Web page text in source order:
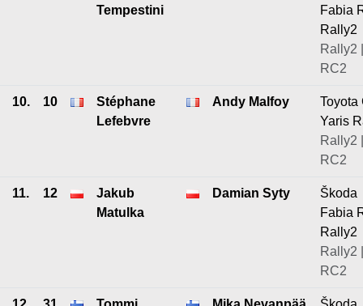
Tempestini
Fabia
Rally2
Rally2 |
RC2
10. 10
Stéphane
Lefebvre
Andy Malfoy
Toyota
Yaris
Rally2 |
RC2
11. 12
Jakub
Matulka
Damian Syty
Škoda
Fabia
Rally2
Rally2 |
RC2